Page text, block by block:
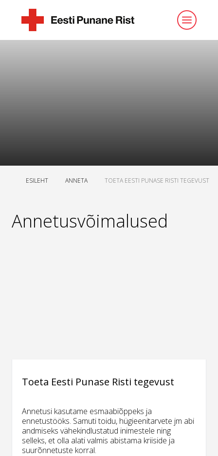
ESILEHT ANNETA TOETA EESTI PUNASE RISTI TEGEVUST
Annetusvõimalused
Toeta Eesti Punase Risti tegevust
Annetusi kasutame esmaabiõppeks ja
ennetustööks. Samuti toidu, hügieenitarvete jm abi
andmiseks vähekindlustatud inimestele ning
selleks, et olla alati valmis abistama kriiside ja
suurõnnetuste korral.